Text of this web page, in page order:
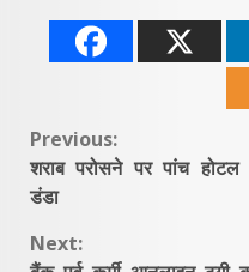
Continue
Reading
Previous:
शराब परोसने पर पांच
डंडा
Next: